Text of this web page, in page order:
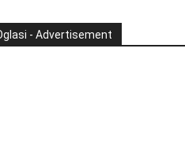
- Advertisement